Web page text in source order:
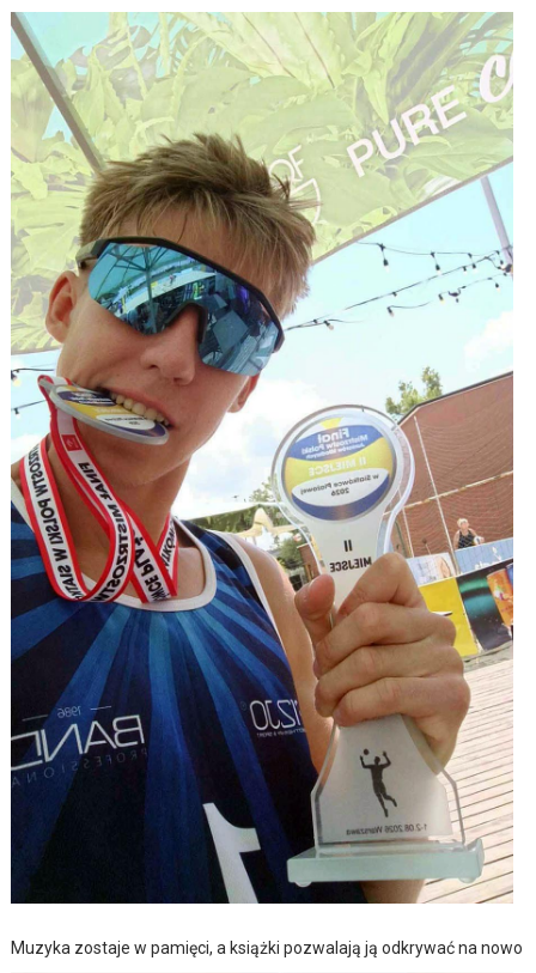
Muzyka zostaje w pamięci, a książki pozwalają ją odkrywać na nowo